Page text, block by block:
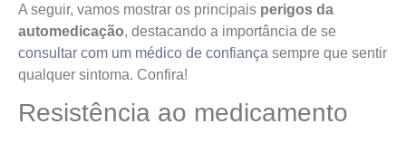
A seguir, vamos mostrar os principais perigos da
automedicação, destacando a importância de se
consultar com um médico de confiança sempre que sentir
qualquer sintoma. Confira!
Resistência ao medicamento